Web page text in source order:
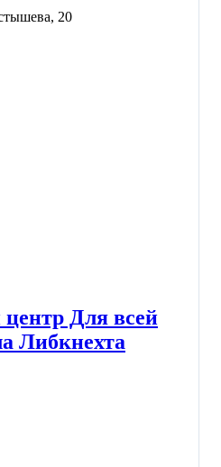
20
Для всей
Либкнехта